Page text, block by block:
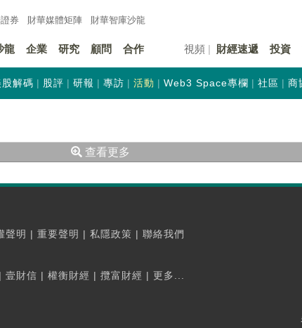
券 財華媒體矩陣 財華智庫沙龍
龍 企業 研究 顧問 合作 視頻 財經速遞 投資
股解碼 股評 研報 專訪 活動 Web3 Space專欄 社區 商
查看更多
聲明 | 重要聲明 | 私隱政策 | 聯絡我們
| 壹財信 | 權衡財經 | 攬富財經 | 更多...